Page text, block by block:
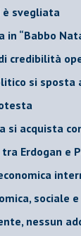
è svegliata
in “Babbo
credibilità
si sposta
si acquista
Erdogan e
sociale
nessun